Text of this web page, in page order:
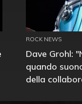
ROCK NEWS
Dave Grohl:
quando
della